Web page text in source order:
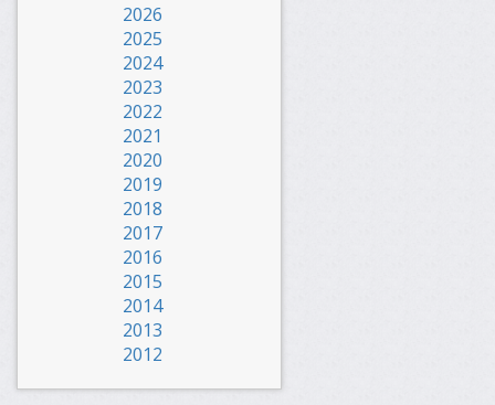
2026
2025
2024
2023
2022
2021
2020
2019
2018
2017
2016
2015
2014
2013
2012